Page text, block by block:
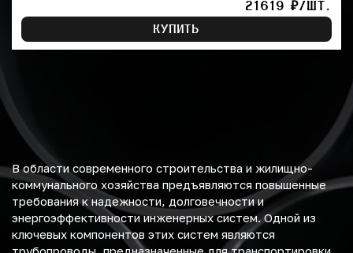
21619 ₽/ШТ.
КУПИТЬ
В области современного строительства и жилищно-
коммунального хозяйства предъявляются повышенные
требования к надежности, долговечности и
энергоэффективности инженерных систем. Одной из
ключевых компонентов этих систем являются